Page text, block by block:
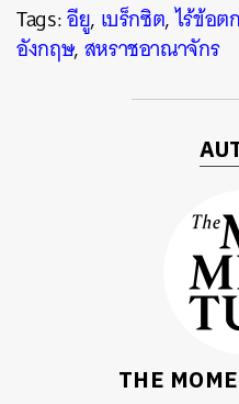
Tags:อียู, เบร็กซิต,ไร้ข้อต
อังกฤษ,สหราชอาณาจักร
THE